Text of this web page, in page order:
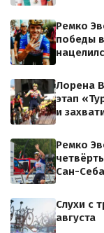
Ремко
победы
Лорена
этап
и
Ремко
Сан-
Слухи с
августа